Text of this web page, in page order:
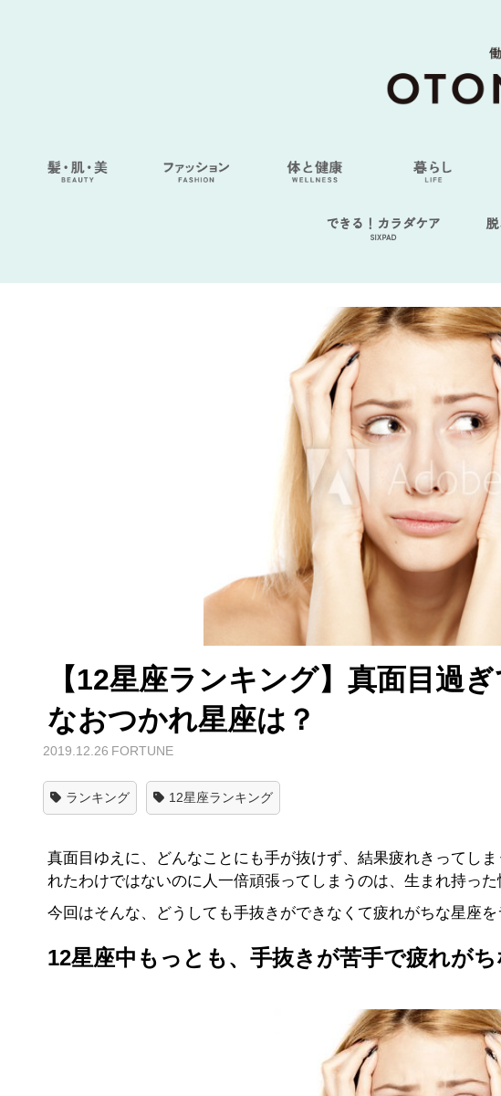
できる！カラダケア
SIXPAD
【12星座ランキング】真面目過
なおつかれ星座は？
2019.12.26 FORTUNE
ランキング 12星座ランキング
真面目ゆえに、どんなことにも手が抜けず、結果疲れきって
れたわけではないのに人一倍頑張ってしまうのは、生まれ持った
今回はそんな、どうしても手抜きができなくて疲れがちな星座を
12星座中もっとも、手抜きが苦手で疲れが